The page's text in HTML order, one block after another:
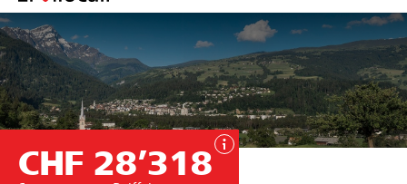
springen
öffnen
Trova progetti e organizzazioni
Inizia ora
CHF 28’318